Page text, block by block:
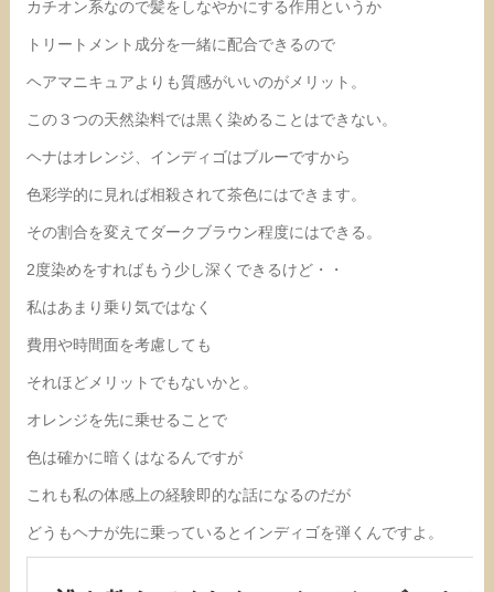
カチオン系なので髪をしなやかにする作用というか
トリートメント成分を一緒に配合できるので
ヘアマニキュアよりも質感がいいのがメリット。
この３つの天然染料では黒く染めることはできない。
ヘナはオレンジ、インディゴはブルーですから
色彩学的に見れば相殺されて茶色にはできます。
その割合を変えてダークブラウン程度にはできる。
2度染めをすればもう少し深くできるけど・・
私はあまり乗り気ではなく
費用や時間面を考慮しても
それほどメリットでもないかと。
オレンジを先に乗せることで
色は確かに暗くはなるんですが
これも私の体感上の経験即的な話になるのだが
どうもヘナが先に乗っているとインディゴを弾くんですよ。